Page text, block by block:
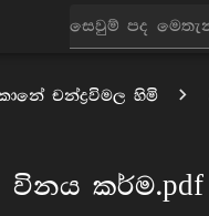
චන්ද්‍රවිමල හිමි
විනය කර්ම.pdf